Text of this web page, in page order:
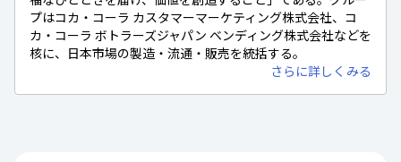
プはコカ・コーラ カスタマーマーケティング株式会社、コ
カ・コーラ ボトラーズジャパン ベンディング株式会社などを
核に、日本市場の製造・流通・販売を統括する。
さらに詳しくみる